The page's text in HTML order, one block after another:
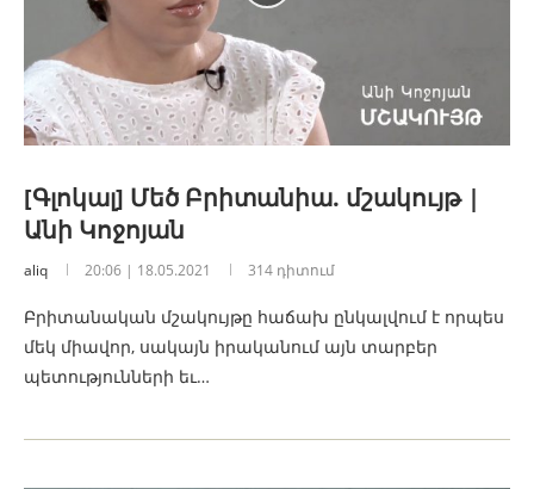
[Գլոկալ] Մեծ Բրիտանիա. մշակույթ |
Անի Կոջոյան
aliq 20:06 | 18.05.2021 314 դիտում
Բրիտանական մշակույթը հաճախ ընկալվում է որպես
մեկ միավոր, սակայն իրականում այն տարբեր
պետությունների եւ…